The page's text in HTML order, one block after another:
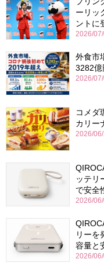
ーリッ
ントに
2026/
外食市
3282億
2026/
コメダ
カリー
2026/
ッテリ
で安全
2026/
リー
容量と
2026/